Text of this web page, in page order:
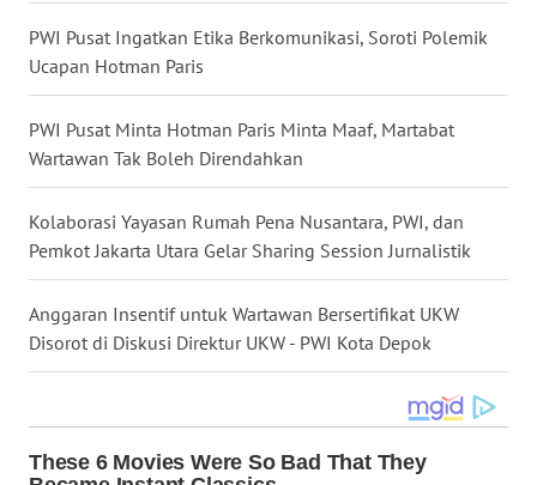
PWI Pusat Ingatkan Etika Berkomunikasi, Soroti Polemik
Ucapan Hotman Paris
PWI Pusat Minta Hotman Paris Minta Maaf, Martabat
Wartawan Tak Boleh Direndahkan
Kolaborasi Yayasan Rumah Pena Nusantara, PWI, dan
Pemkot Jakarta Utara Gelar Sharing Session Jurnalistik
Anggaran Insentif untuk Wartawan Bersertifikat UKW
Disorot di Diskusi Direktur UKW - PWI Kota Depok
WN
NUSANTARA
WN
JOGJA
JATIM
BALI
WN